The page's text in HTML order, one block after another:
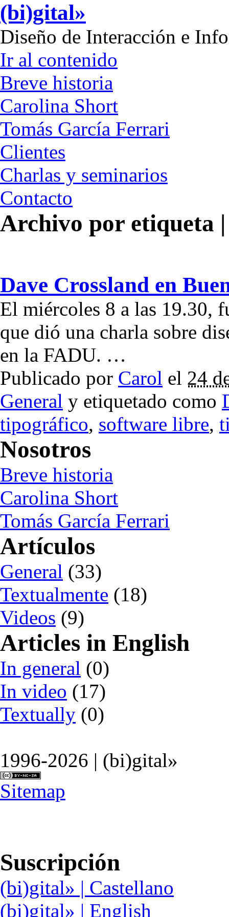
(bi)gital»
Diseño de Interacción e
Ir al contenido
Breve historia
Carolina Short
Tomás García Ferrari
Clientes
Charlas y seminarios
Contacto
Archivo por etiqueta
Dave Crossland en
El miércoles 8 a las 19.30,
que dió una charla sobre
en la FADU. …
Publicado por Carol el 24
General y etiquetado como
tipográfico, software libre,
Nosotros
Breve historia
Carolina Short
Tomás García Ferrari
Artículos
General (33)
Textualmente (18)
Videos (9)
Articles in English
In general (0)
In video (17)
Textually (0)
1996-2026 | (bi)gital»
Sitemap
Suscripción
(bi)gital» | Castellano
(bi)gital» | English